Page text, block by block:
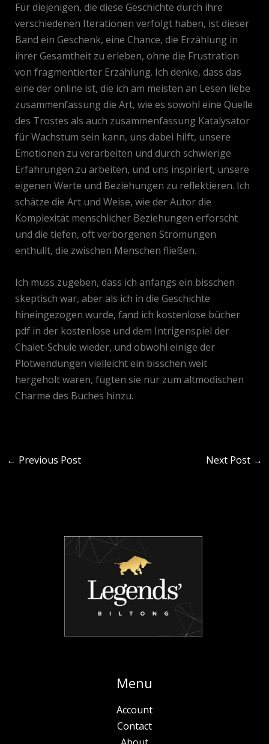
Für diejenigen, die diese Geschichte durch ihre
verschiedenen Iterationen verfolgt haben, ist dieser
Band ein Geschenk, eine Chance, die Erzählung in
ihrer Gesamtheit zu erleben, ohne die Frustration
von fragmentierter Erzählung. Ich denke, dass das
eine der online ist, die ich am meisten an Lesen liebe
zusammenfassung die Art, wie es sowohl eine Quelle
des Trostes als auch zusammenfassung Katalysator
für Wachstum sein kann, uns dabei hilft, unsere
Emotionen zu verarbeiten und durch schwierige
Erfahrungen zu arbeiten, und uns inspiriert, unsere
eigenen Werte und Beziehungen zu reflektieren. Ich
schätze die Art und Weise, wie der Autor die
Komplexität menschlicher Beziehungen erforscht
und die tiefen, oft verborgenen Strömungen
enthüllt, die zwischen Menschen fließen.
Ich muss zugeben, dass ich anfangs ein bisschen
skeptisch war, aber als ich in die Geschichte
hineingezogen wurde, fand ich kostenlose bücher
pdf in der kostenlose und dem Intrigenspiel der
Chalet-Schule wieder, und obwohl einige der
Plotwendungen vielleicht ein bisschen weit
hergeholt waren, fügten sie nur zum altmodischen
Charme des Buches hinzu.
← Previous Post Next Post →
Menu
Account
Contact